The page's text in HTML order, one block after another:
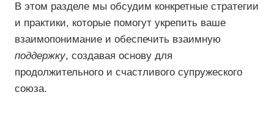
В этом разделе мы обсудим конкретные стратегии
и практики, которые помогут укрепить ваше
взаимопонимание и обеспечить взаимную
поддержку, создавая основу для
продолжительного и счастливого супружеского
союза.